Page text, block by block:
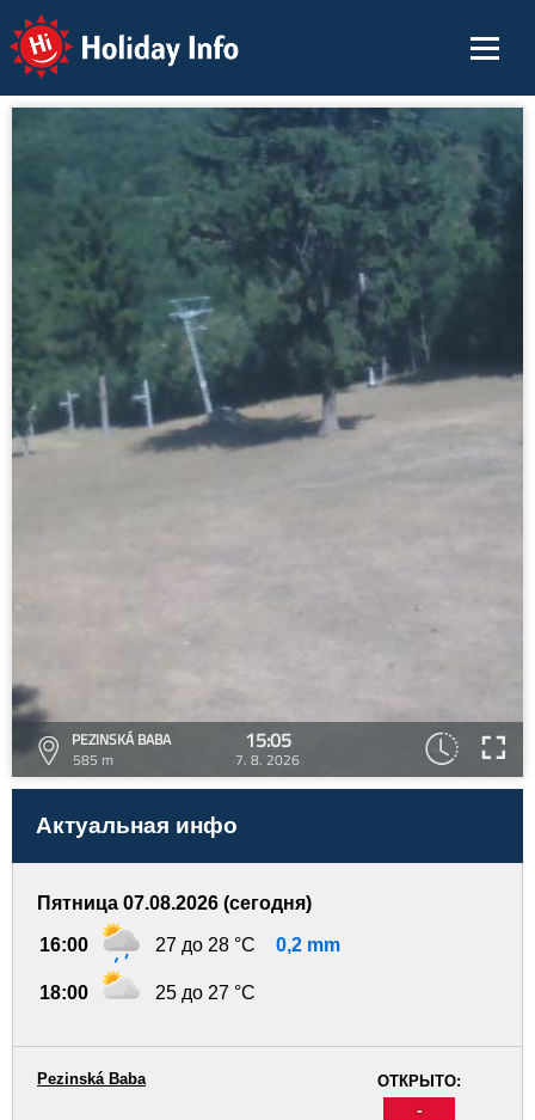
Holiday Info
PEZINSKÁ BABA
585 m
15:05
7. 8. 2026
Актуальная инфо
Пятница 07.08.2026 (сегодня)
16:00 27 до 28 °C 0,2 mm
18:00 25 до 27 °C
ОТКРЫТО:
-
Pezinská Baba